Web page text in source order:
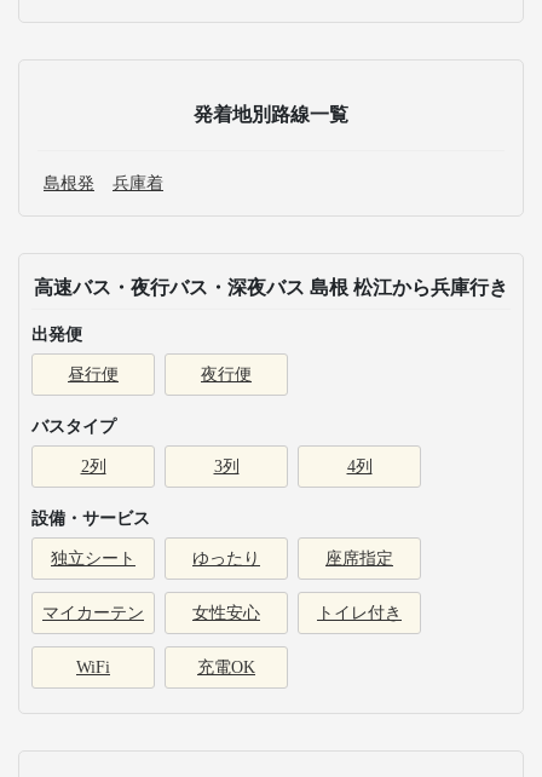
発着地別路線一覧
島根発 兵庫着
高速バス・夜行バス・深夜バス 島根 松江から兵庫行き
出発便
昼行便 夜行便
バスタイプ
2列 3列 4列
設備・サービス
独立シート ゆったり 座席指定
マイカーテン 女性安心 トイレ付き
WiFi 充電OK